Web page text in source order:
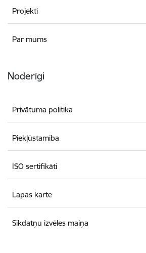
Projekti
Par mums
Noderīgi
Privātuma politika
Piekļūstamība
ISO sertifikāti
Lapas karte
Sīkdatņu izvēles maiņa